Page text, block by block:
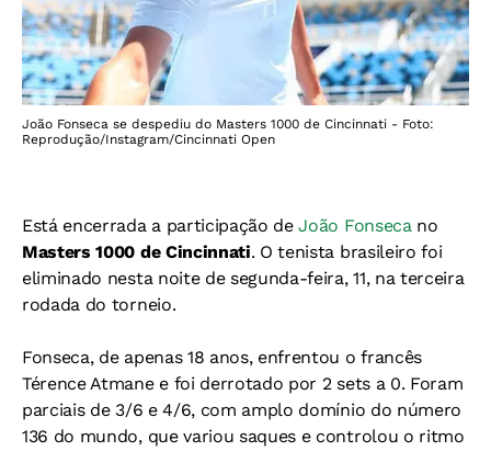
João Fonseca se despediu do Masters 1000 de Cincinnati - Foto:
Reprodução/Instagram/Cincinnati Open
Está encerrada a participação deJoão Fonsecano
Masters 1000 de Cincinnati. O tenista brasileiro foi
eliminado nesta noite de segunda-feira, 11, na terceira
rodada do torneio.
Fonseca, de apenas 18 anos, enfrentou o francês
Térence Atmane e foi derrotado por 2 sets a 0. Foram
parciais de 3/6 e 4/6, com amplo domínio do número
136 do mundo, que variou saques e controlou o ritmo